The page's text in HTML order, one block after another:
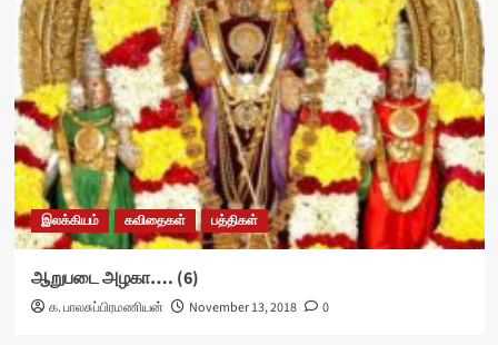
இலக்கியம் கவிதைகள் பத்திகள்
ஆறுபடை அழகா…. (6)
க. பாலசுப்பிரமணியன் November 13, 2018 0